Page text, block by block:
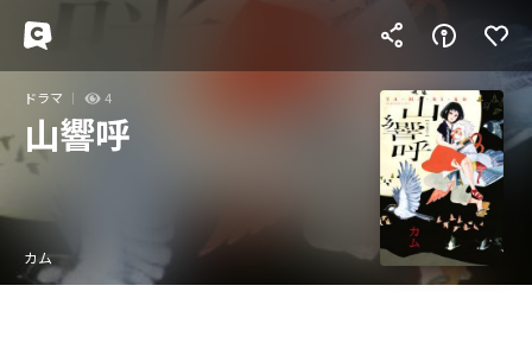
ドラマ 4
山響呼
カム